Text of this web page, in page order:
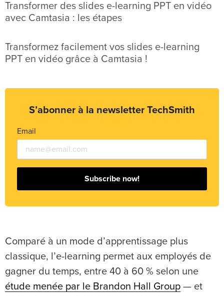
Transformer des slides e-learning PPT en vidéo
avec Camtasia : les étapes
Transformez facilement vos slides e-learning
PPT en vidéo grâce à Camtasia !
S’abonner à la newsletter TechSmith
Email
Subscribe now!
Comparé à un mode d’apprentissage plus
classique, l’e-learning permet aux employés de
gagner du temps, entre 40 à 60 % selon une
étude menée par le Brandon Hall Group — et